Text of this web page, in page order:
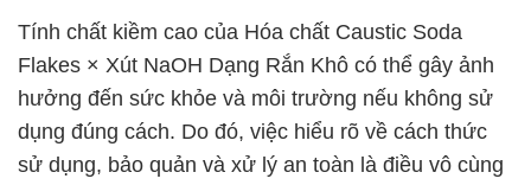
Tính chất kiềm cao của Hóa chất Caustic Soda
Flakes × Xút NaOH Dạng Rắn Khô có thể gây ảnh
hưởng đến sức khỏe và môi trường nếu không sử
dụng đúng cách. Do đó, việc hiểu rõ về cách thức
sử dụng, bảo quản và xử lý an toàn là điều vô cùng